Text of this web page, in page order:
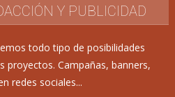
Y PUBLICIDAD
todo tipo de posibilidades
proyectos. Campañas, banners,
redes sociales...